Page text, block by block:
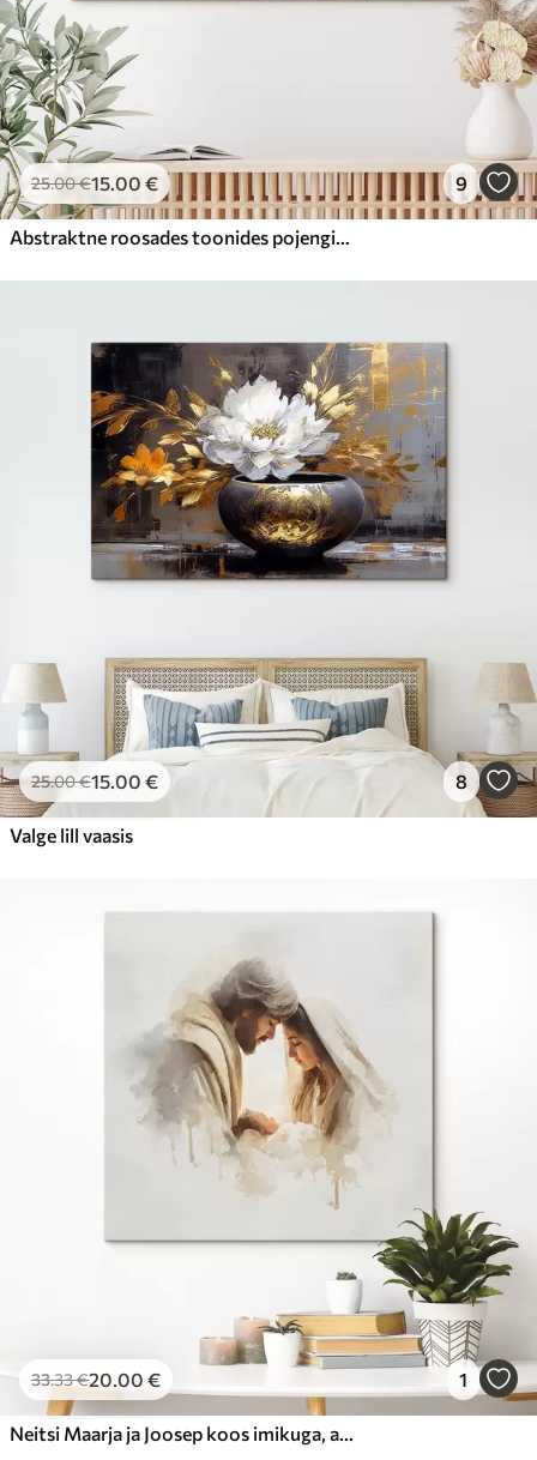
25.00€15.00 € 9
Abstraktne roosades toonides pojengide kimp
25.00€15.00 € 8
Valge lill vaasis
33.33€20.00 € 1
Neitsi Maarja ja Joosep koos imikuga, akvarellistiilis